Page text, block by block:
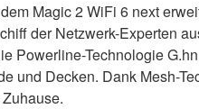
Magic 2 WiFi 6 next
der Netzwerk-Experten
Powerline-Technologie
und Decken. Dank Mesh-